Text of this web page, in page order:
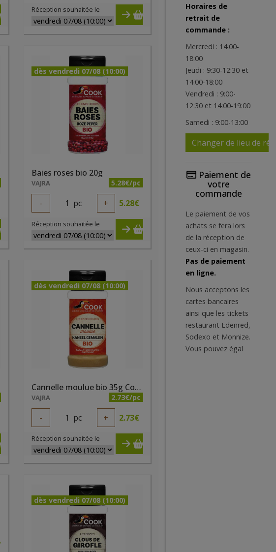
Réception souhaitée le
dès vendredi 07/08 (10:00)
Baies roses bio 20g
VAJRA 5.28€/pc
- 1 pc + 5.28€
Réception souhaitée le
dès vendredi 07/08 (10:00)
Cannelle moulue bio 35g Cook
VAJRA 2.73€/pc
- 1 pc + 2.73€
Réception souhaitée le
dès vendredi 07/08 (10:00)
Horaires de
retrait de
commande :
Mercredi : 14:00-
18:00
Jeudi : 9:30-12:30 et
14:00-18:00
Vendredi : 9:00-
12:30 et 14:00-19:00
Samedi : 9:00-13:00
Changer de lieu de
Paiement de
votre
commande
Le paiement de vos
achats se fera lors
de la réception de
ceux-ci en magasin.
Pas de paiement
en ligne.
Nous acceptons les
cartes bancaires
ainsi que les tickets
restaurant Edenred,
Sodexo et Monnize.
Vous pouvez égal